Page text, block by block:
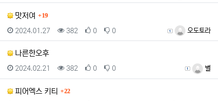
맛저여 댓글
19
등록자 오도토라
등록일
2024.01.27 조회
382 추천
0 비추천
0
나른한오후
등록자 별
등록일
2024.02.21 조회
382 추천
0 비추천
0
피어엑스 키티 댓글
22